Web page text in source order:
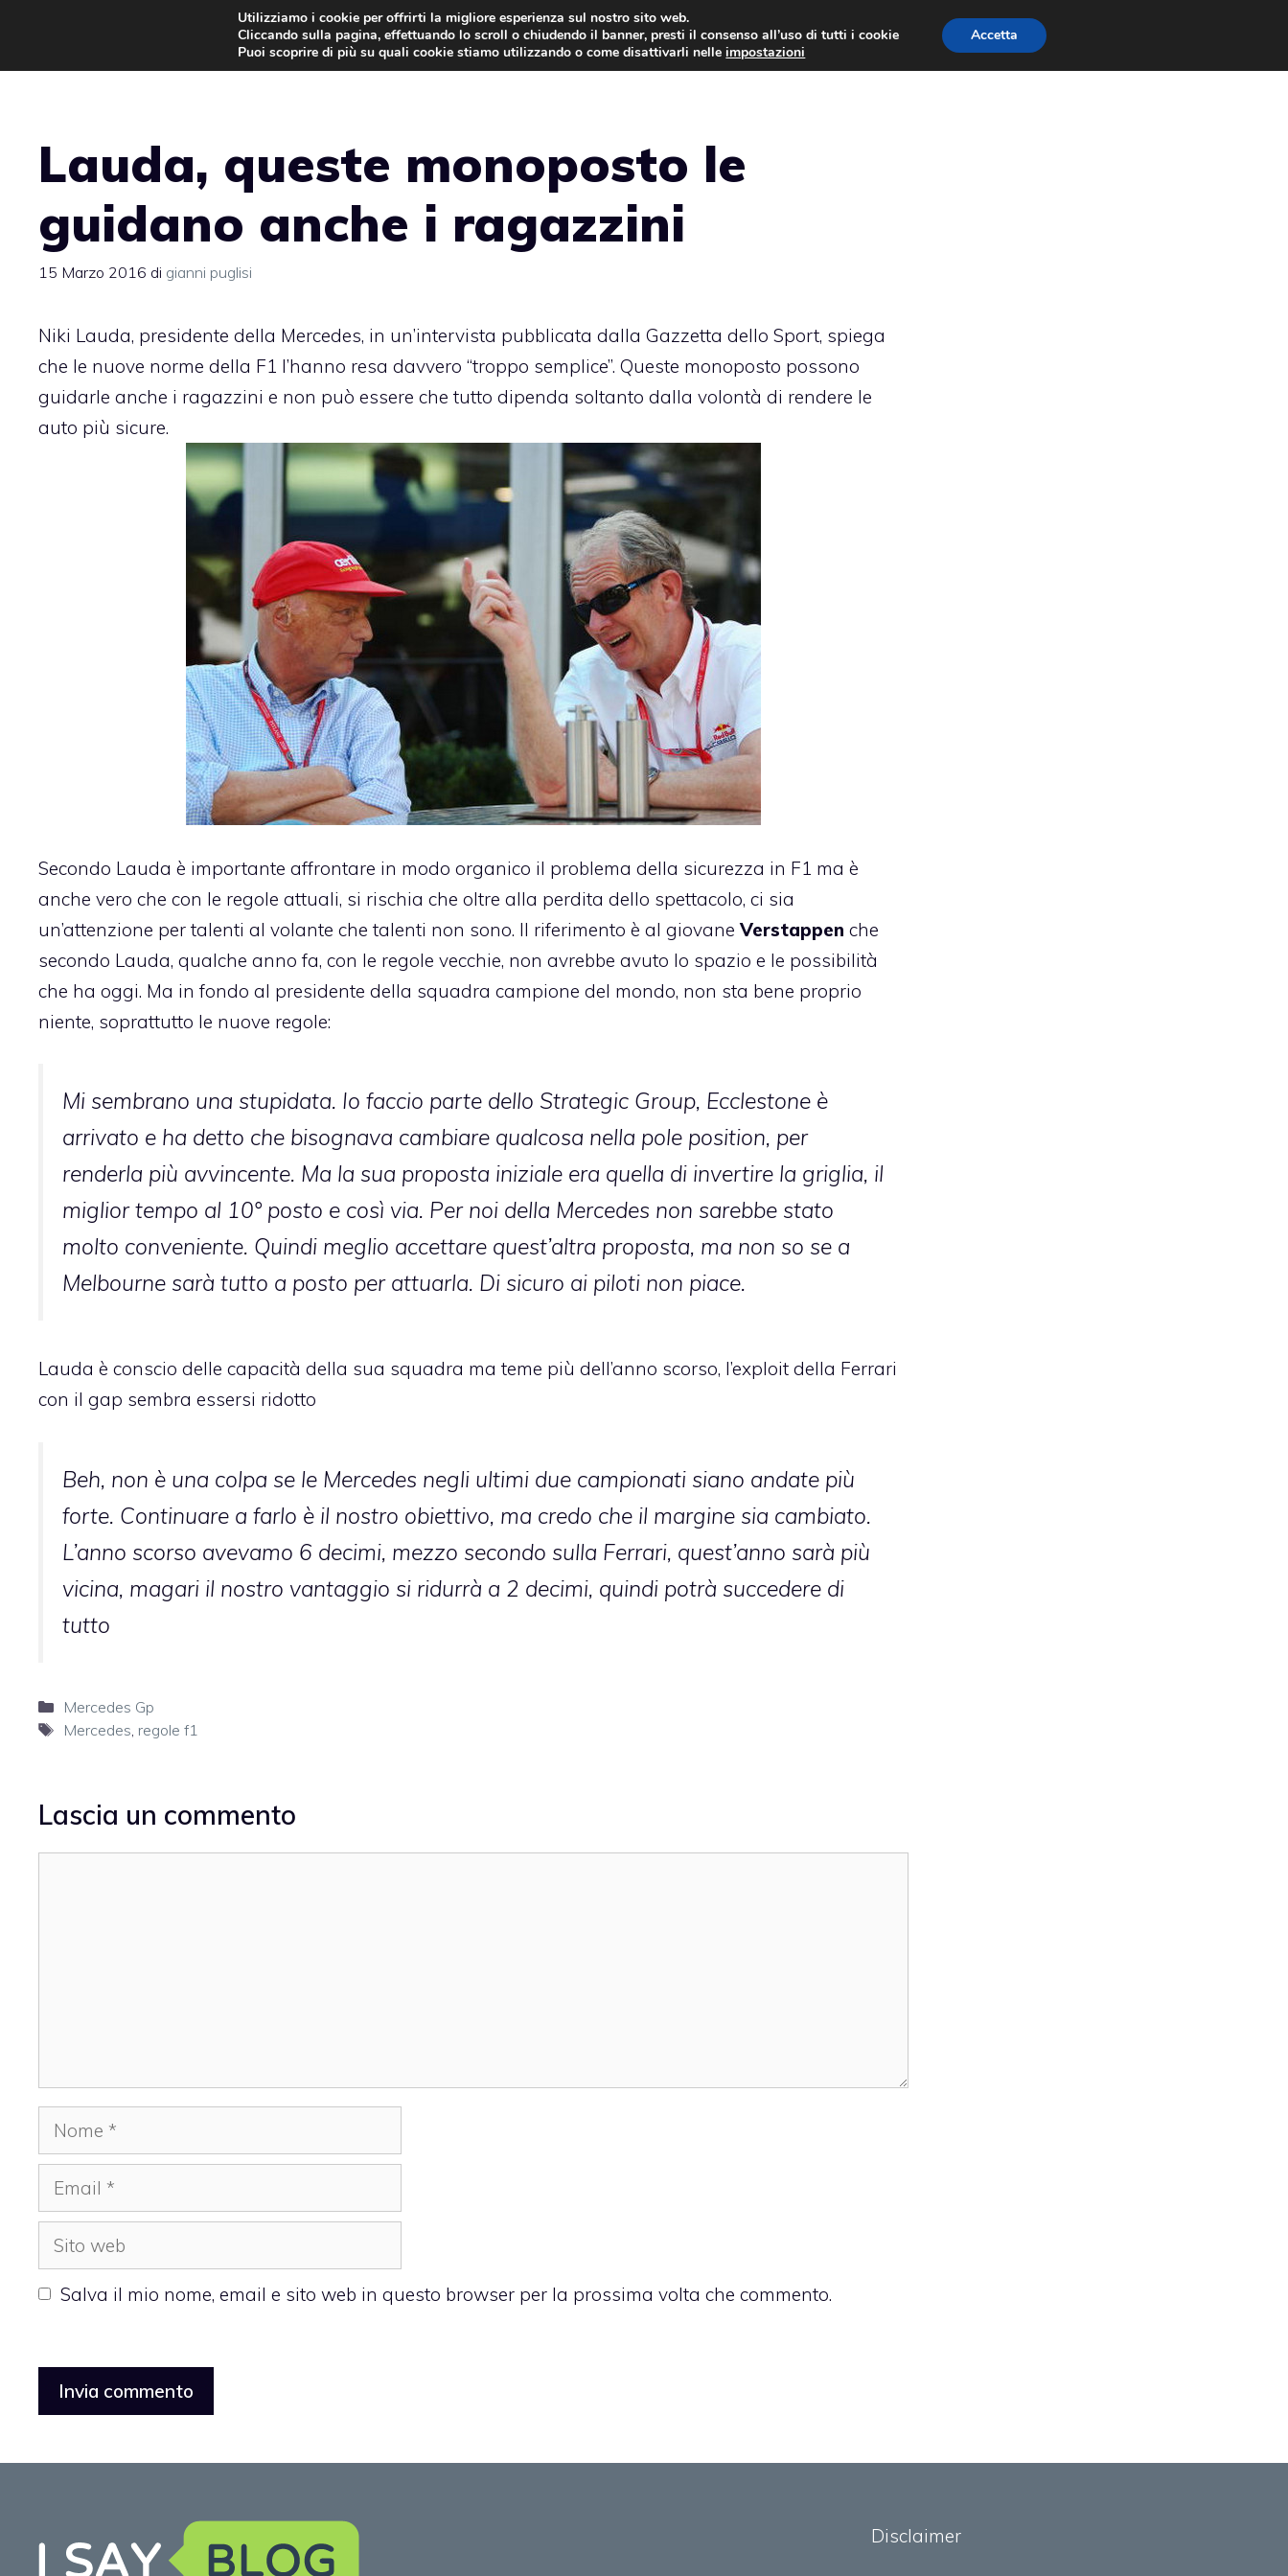
contenuto
AUTO NEWS EVENTI E FIERE
Lauda, queste monoposto le
guidano anche i ragazzini
15 Marzo 2016 di gianni puglisi
Niki Lauda, presidente della Mercedes, in un’intervista pubblicata dalla Gazzetta dello Sport, spiega
che le nuove norme della F1 l’hanno resa davvero “troppo semplice”. Queste monoposto possono
guidarle anche i ragazzini e non può essere che tutto dipenda soltanto dalla volontà di rendere le
auto più sicure.
Secondo Lauda è importante affrontare in modo organico il problema della sicurezza in F1 ma è
anche vero che con le regole attuali, si rischia che oltre alla perdita dello spettacolo, ci sia
un’attenzione per talenti al volante che talenti non sono. Il riferimento è al giovaneVerstappen che
secondo Lauda, qualche anno fa, con le regole vecchie, non avrebbe avuto lo spazio e le possibilità
che ha oggi. Ma in fondo al presidente della squadra campione del mondo, non sta bene proprio
niente, soprattutto le nuove regole:
Mi sembrano una stupidata. Io faccio parte dello Strategic Group, Ecclestone è
arrivato e ha detto che bisognava cambiare qualcosa nella pole position, per
renderla più avvincente. Ma la sua proposta iniziale era quella di invertire la griglia, il
miglior tempo al 10° posto e così via. Per noi della Mercedes non sarebbe stato
molto conveniente. Quindi meglio accettare quest’altra proposta, ma non so se a
Melbourne sarà tutto a posto per attuarla. Di sicuro ai piloti non piace.
Lauda è conscio delle capacità della sua squadra ma teme più dell’anno scorso, l’exploit della Ferrari
con il gap sembra essersi ridotto
Beh, non è una colpa se le Mercedes negli ultimi due campionati siano andate più
forte. Continuare a farlo è il nostro obiettivo, ma credo che il margine sia cambiato.
L’anno scorso avevamo 6 decimi, mezzo secondo sulla Ferrari, quest’anno sarà più
vicina, magari il nostro vantaggio si ridurrà a 2 decimi, quindi potrà succedere di
tutto
Categorie
Mercedes Gp
Tag
Mercedes regole f1
Lascia un commento
Nome
Email
Sito
web
Salva il mio nome, email e sito web in questo browser per la prossima volta che commento.
Disclaimer
Utilizziamo i cookie per offrirti la migliore esperienza sul nostro sito web.
Cliccando sulla pagina, effettuando lo scroll o chiudendo il banner, presti il consenso all’uso di tutti i cookie
Puoi scoprire di più su quali cookie stiamo utilizzando o come disattivarli nelleimpostazioni
Accetta